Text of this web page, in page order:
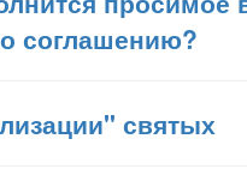
соглашению?
святых